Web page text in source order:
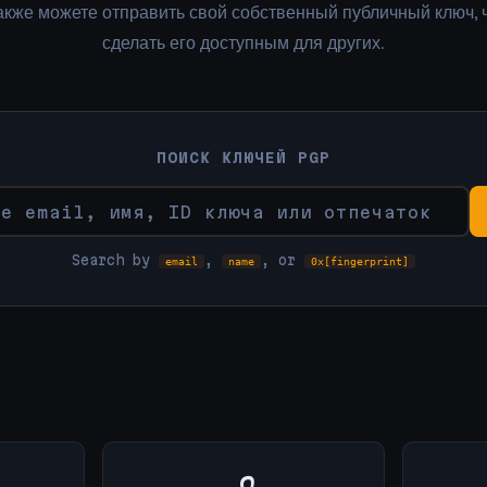
можете отправить свой собственный публичный ключ,
сделать его доступным для других.
ПОИСК КЛЮЧЕЙ PGP
Search by email , name , or 0x[fingerprint]